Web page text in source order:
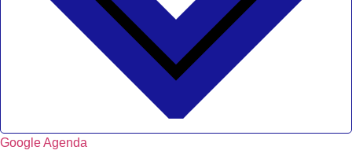
Google Agenda